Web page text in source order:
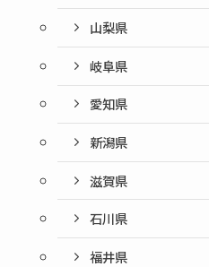
山梨県
岐阜県
愛知県
新潟県
滋賀県
石川県
福井県